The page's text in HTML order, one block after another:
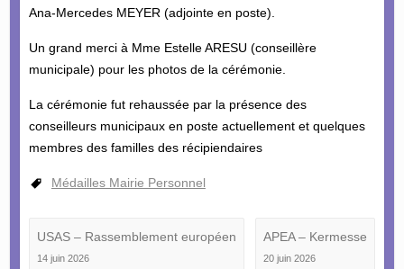
Ana-Mercedes MEYER (adjointe en poste).
Un grand merci à Mme Estelle ARESU (conseillère
municipale) pour les photos de la cérémonie.
La cérémonie fut rehaussée par la présence des
conseilleurs municipaux en poste actuellement et quelques
membres des familles des récipiendaires
Médailles Mairie Personnel
USAS – Rassemblement européen
14 juin 2026
APEA – Kermesse
20 juin 2026